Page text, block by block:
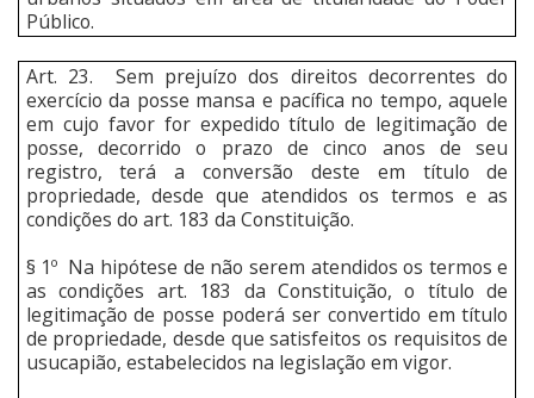
Público.
Art. 23. Sem prejuízo dos direitos decorrentes do
exercício da posse mansa e pacífica no tempo, aquele
em cujo favor for expedido título de legitimação de
posse, decorrido o prazo de cinco anos de seu
registro, terá a conversão deste em título de
propriedade, desde que atendidos os termos e as
condições do art. 183 da Constituição.
§ 1º Na hipótese de não serem atendidos os termos e
as condições art. 183 da Constituição, o título de
legitimação de posse poderá ser convertido em título
de propriedade, desde que satisfeitos os requisitos de
usucapião, estabelecidos na legislação em vigor.